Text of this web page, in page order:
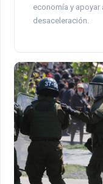
economía y apoyar
desaceleración.